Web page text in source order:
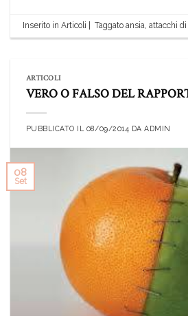
Inserito inArticoli Taggatoansia,attacchi di
ARTICOLI
VERO O FALSO DEL
PUBBLICATO IL 08/09/2014 DAADMIN
08
Set